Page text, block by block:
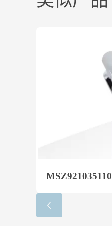
MSZ921035110